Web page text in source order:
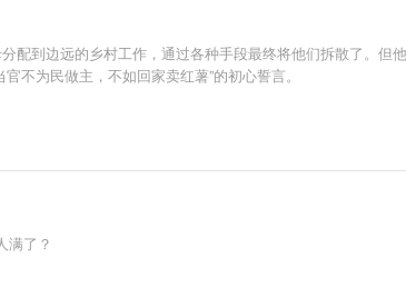
到边远的乡村工作，通过各种手段最终将他们拆散了。但
不为民做主，不如回家卖红薯”的初心誓言。
满了？